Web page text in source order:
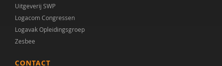
Roy Peijen
Justine Pentinga
Sigrid Piening
Carolien Rieffe
Uitgeverij SWP
Logacom Congressen
Logavak Opleidingsgroep
Zesbee
CONTACT